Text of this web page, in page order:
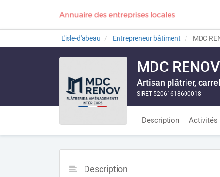
L'isle-d'abeau Entrepreneur bâtiment MDC
MDC
Artisan plâtrier,
SIRET 52061618600018
Description Activités
Description